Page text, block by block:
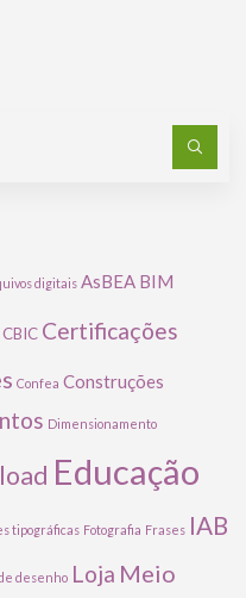
digitais AsBEA BIM
CBIC Certificações
Confea Construções
Dimensionamento
Educação
tipográficas Fotografia Frases IAB
desenho Loja Meio